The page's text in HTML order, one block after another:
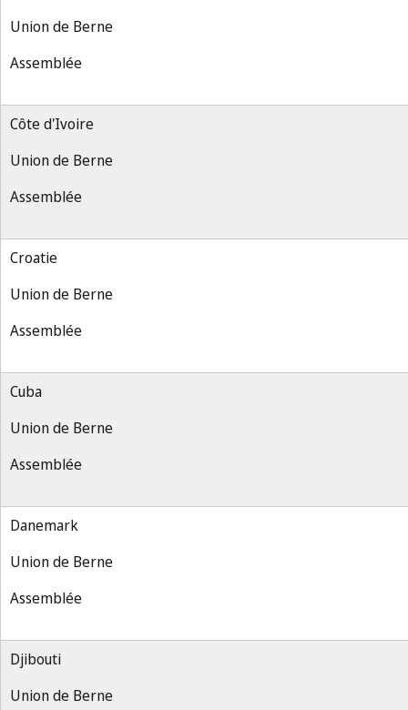
Union de Berne
Assemblée
Côte d'Ivoire
Union de Berne
Assemblée
Croatie
Union de Berne
Assemblée
Cuba
Union de Berne
Assemblée
Danemark
Union de Berne
Assemblée
Djibouti
Union de Berne